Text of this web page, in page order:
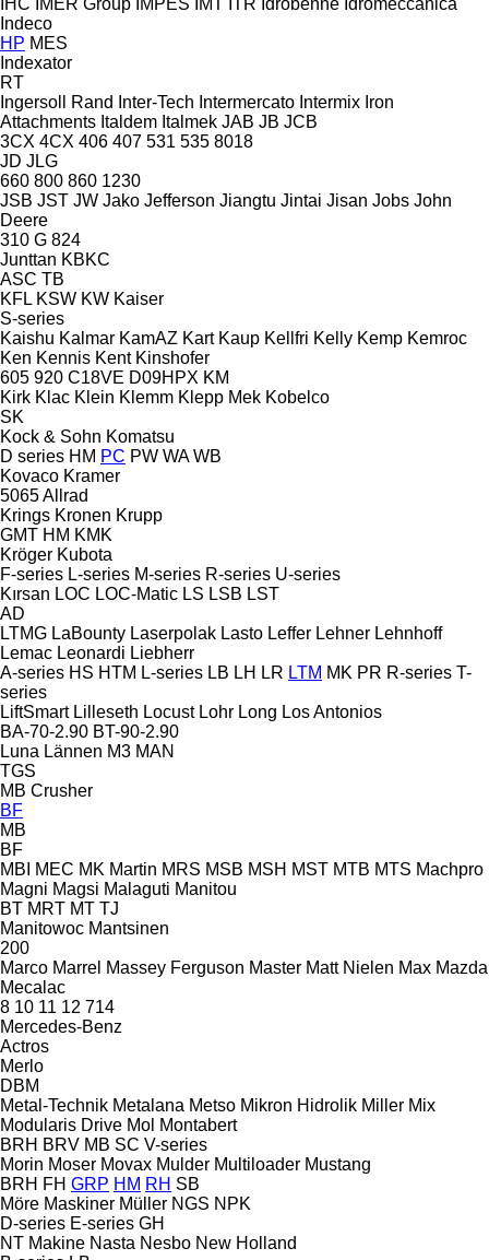
Indeco
HP MES
Indexator
RT
Ingersoll Rand
Inter-Tech Intermercato Intermix Iron
Attachments Italdem Italmek JAB JB JCB
3CX 4CX 406 407 531 535 8018
JD JLG
660 800 860 1230
JSB JST JW Jako Jefferson Jiangtu Jintai Jisan Jobs John
Deere
310 G 824
Junttan KBKC
ASC TB
KFL KSW KW Kaiser
S-series
Kaishu Kalmar KamAZ Kart Kaup Kellfri Kelly Kemp Kemroc
Ken Kennis Kent Kinshofer
605 920 C18VE D09HPX KM
Kirk Klac Klein Klemm Klepp Mek Kobelco
SK
Kock & Sohn Komatsu
D series HM PC PW WA WB
Kovaco Kramer
5065Allrad
Krings Kronen Krupp
GMT HM KMK
Kröger Kubota
F-series L-series M-series R-series U-series
Kırsan LOC LOC-Matic LS LSB LST
AD
LTMG LaBounty Laserpolak Lasto Leffer Lehner Lehnhoff
Lemac Leonardi Liebherr
A-series HS HTM L-series LB LH LR LTM MK PR R-series T-
series
LiftSmart Lilleseth Locust Lohr Long Los Antonios
BA-70-2.90 BT-90-2.90
Luna Lännen M3 MAN
TGS
MB Crusher
BF
MB
BF
MBI
MEC MK Martin MRS MSB MSH MST MTB MTS Machpro
Magni Magsi Malaguti Manitou
BT MRT MT TJ
Manitowoc Mantsinen
200
Marco Marrel Massey Ferguson Master Matt Nielen Max Mazda
Mecalac
8 10 11 12 714
Mercedes-Benz
Actros
Merlo
DBM
Metal-Technik Metalana Metso Mikron Hidrolik Miller Mix
Modularis Drive Mol Montabert
BRH BRV MB SC V-series
Morin Moser Movax Mulder Multiloader Mustang
BRH FH GRP HM RH SB
Möre Maskiner Müller NGS NPK
D-series E-series GH
NT Makine Nasta Nesbo New Holland